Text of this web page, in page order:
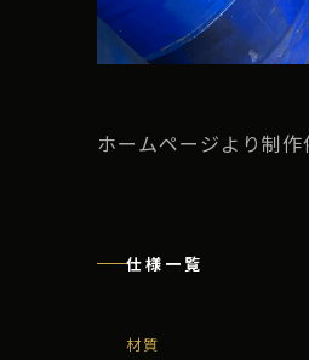
ホームページより制
仕様一覧
材質